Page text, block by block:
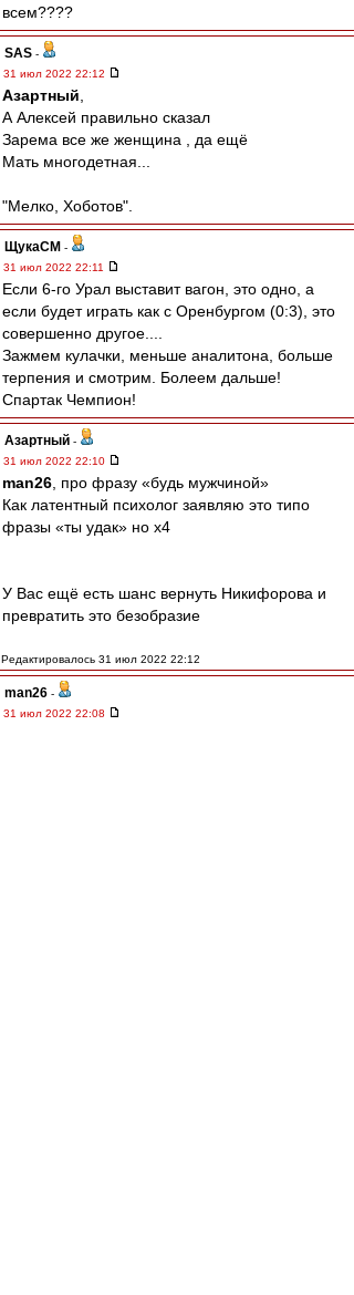
всем????
SAS -
31 июл 2022 22:12
Азартный
А Алексей правильно сказал
Зарема все же женщина , да ещё
Мать многодетная...
"Мелко, Хоботов".
ЩукаСМ -
31 июл 2022 22:11
Если 6-го Урал выставит вагон, это одно, а
если будет играть как с Оренбургом (0:3), это
совершенно другое....
Зажмем кулачки, меньше аналитона, больше
терпения и смотрим. Болеем дальше!
Спартак Чемпион!
Азартный -
31 июл 2022 22:10
man26 , про фразу «будь мужчиной»
Как латентный психолог заявляю это типо
фразы «ты удак» но х4
У Вас ещё есть шанс вернуть Никифорова и
превратить это безобразие
Редактировалось 31 июл 2022 22:12
man26 -
31 июл 2022 22:08